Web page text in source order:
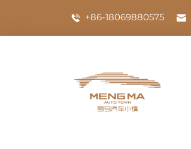
+86-18069880575